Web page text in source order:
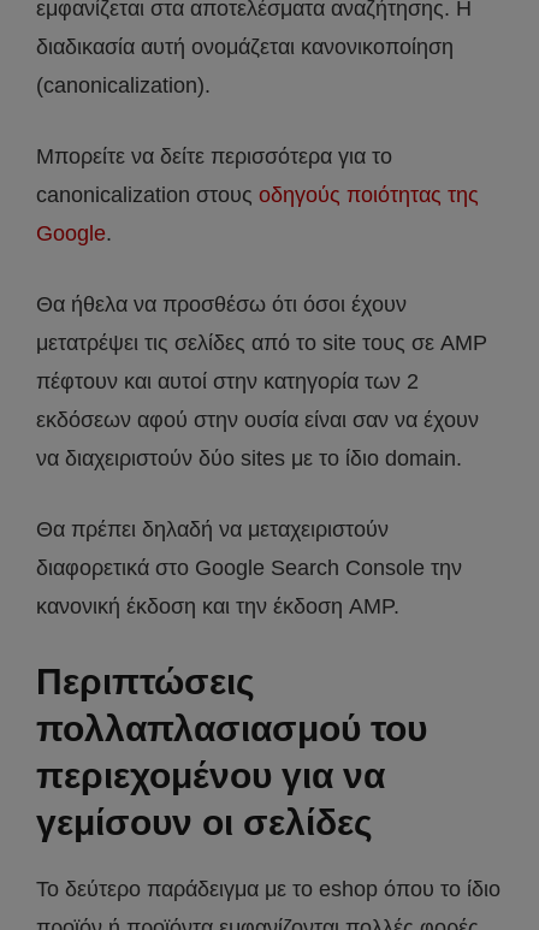
εμφανίζεται στα αποτελέσματα αναζήτησης. Η
διαδικασία αυτή ονομάζεται κανονικοποίηση
(canonicalization).
Μπορείτε να δείτε περισσότερα για το
canonicalization στους οδηγούς ποιότητας της
Google.
Θα ήθελα να προσθέσω ότι όσοι έχουν
μετατρέψει τις σελίδες από το site τους σε AMP
πέφτουν και αυτοί στην κατηγορία των 2
εκδόσεων αφού στην ουσία είναι σαν να έχουν
να διαχειριστούν δύο sites με το ίδιο domain.
Θα πρέπει δηλαδή να μεταχειριστούν
διαφορετικά στο Google Search Console την
κανονική έκδοση και την έκδοση AMP.
Περιπτώσεις
πολλαπλασιασμού του
περιεχομένου για να
γεμίσουν οι σελίδες
Το δεύτερο παράδειγμα με το eshop όπου το ίδιο